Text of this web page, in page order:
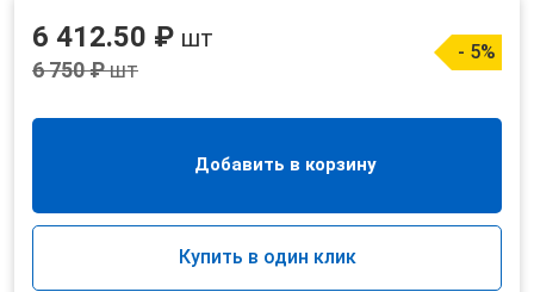
6 412.50 ₽ шт
6 750 ₽шт
- 5%
Добавить в корзину
Купить в один клик